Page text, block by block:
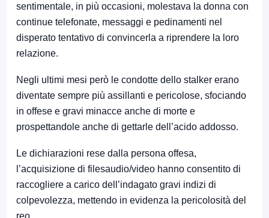
sentimentale, in più occasioni, molestava la donna con
continue telefonate, messaggi e pedinamenti nel
disperato tentativo di convincerla a riprendere la loro
relazione.
Negli ultimi mesi però le condotte dello stalker erano
diventate sempre più assillanti e pericolose, sfociando
in offese e gravi minacce anche di morte e
prospettandole anche di gettarle dell’acido addosso.
Le dichiarazioni rese dalla persona offesa,
l’acquisizione di filesaudio/video hanno consentito di
raccogliere a carico dell’indagato gravi indizi di
colpevolezza, mettendo in evidenza la pericolosità del
reo.